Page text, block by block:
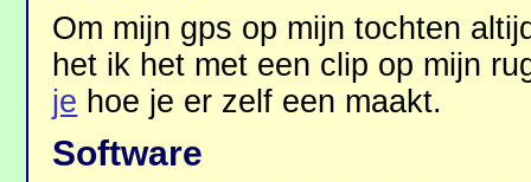
Om mijn gps op mijn tochten
het ik het met een clip op mijn
je hoe je er zelf een maakt.
Software